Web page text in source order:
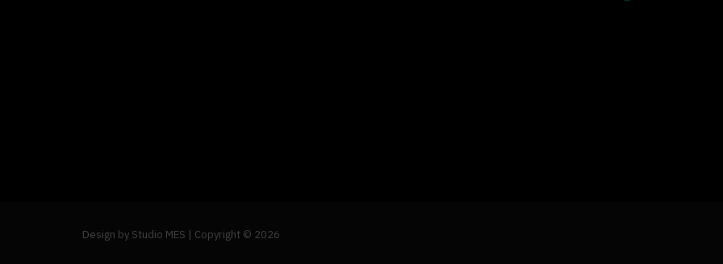
Design by Studio MES | Copyright © 2026